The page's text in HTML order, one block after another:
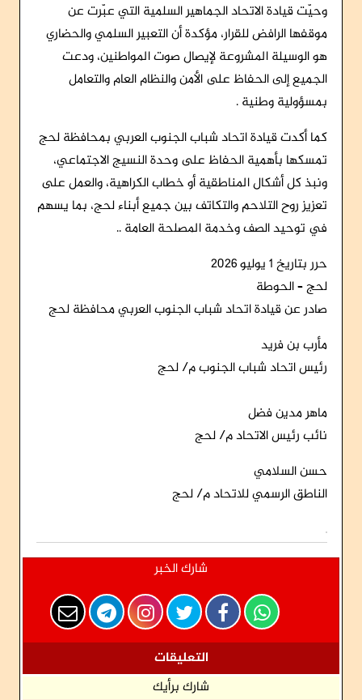
وحيّت قيادة الاتحاد الجماهير السلمية التي عبّرت عن
موقفها الرافض للقرار، مؤكدة أن التعبير السلمي والحضاري
هو الوسيلة المشروعة لإيصال صوت المواطنين، ودعت
الجميع إلى الحفاظ على الأمن والنظام العام والتعامل
بمسؤولية وطنية .
كما أكدت قيادة اتحاد شباب الجنوب العربي بمحافظة لحج
تمسكها بأهمية الحفاظ على وحدة النسيج الاجتماعي،
ونبذ كل أشكال المناطقية أو خطاب الكراهية، والعمل على
تعزيز روح التلاحم والتكاتف بين جميع أبناء لحج، بما يسهم
في توحيد الصف وخدمة المصلحة العامة ..
حرر بتاريخ 1 يوليو 2026
لحج – الحوطة
صادر عن قيادة اتحاد شباب الجنوب العربي محافظة لحج
مأرب بن فريد
رئيس اتحاد شباب الجنوب م/ لحج
ماهر مدين فضل
نائب رئيس الاتحاد م/ لحج
حسن السلامي
الناطق الرسمي للاتحاد م/ لحج
شارك الخبر
التعليقات
شارك برأيك